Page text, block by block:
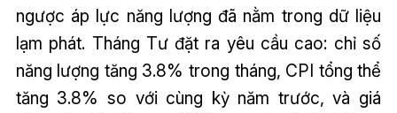
ngược áp lực năng lượng đã nằm trong dữ liệu
lạm phát. Tháng Tư đặt ra yêu cầu cao: chỉ số
năng lượng tăng 3.8% trong tháng, CPI tổng thể
tăng 3.8% so với cùng kỳ năm trước, và giá